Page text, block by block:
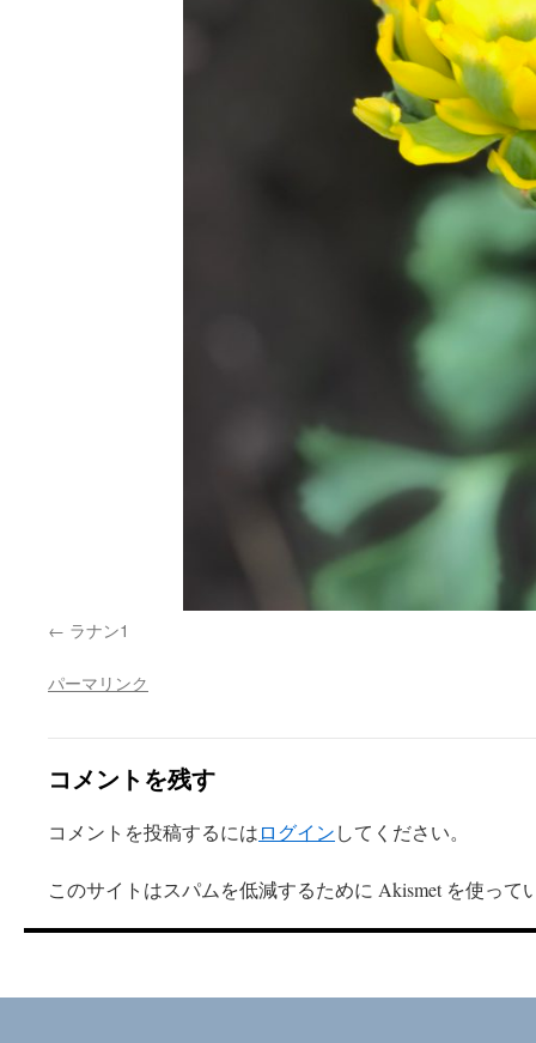
ラナン1
パーマリンク
コメントを残す
コメントを投稿するにはログインしてください。
このサイトはスパムを低減するために Akismet を使って